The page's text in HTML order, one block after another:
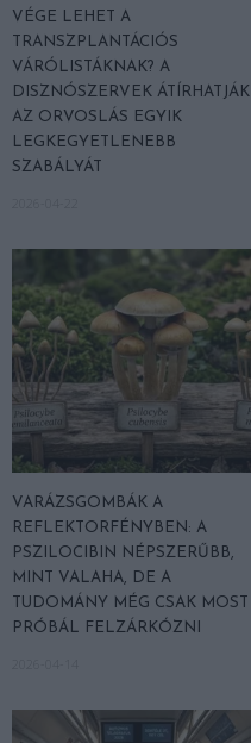
VÉGE LEHET A
TRANSZPLANTÁCIÓS
VÁRÓLISTÁKNAK? A
DISZNÓSZERVEK ÁTÍRHATJÁK
AZ ORVOSLÁS EGYIK
LEGKEGYETLENEBB
SZABÁLYÁT
VARÁZSGOMBÁK A
REFLEKTORFÉNYBEN: A
PSZILOCIBIN NÉPSZERŰBB,
MINT VALAHA, DE A
TUDOMÁNY MÉG CSAK MOST
PRÓBÁL FELZÁRKÓZNI